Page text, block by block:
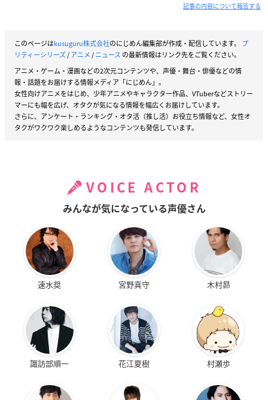
記事の内容について報告する
このページはkusuguru株式会社のにじめん編集部が作成・配信しています。 プ
リティーシリーズ/アニメ/ニュース の最新情報はリンク先をご覧ください。
アニメ・ゲーム・漫画などの2次元コンテンツや、声優・舞台・俳優などの情
報・話題をお届けする情報メディア「にじめん」。
女性向けアニメをはじめ、少年アニメやキャラクター作品、VTuberなどストリー
マーにも幅を広げ、オタクが気になる情報を幅広くお届けしています。
さらに、アンケート・ランキング・オタ活（推し活）お役立ち情報など、女性オ
タクがワクワク楽しめるようなコンテンツも発信しています。
VOICE ACTOR
みんなが気になっている声優さん
速水奨 宮野真守 木村昴
諏訪部順一 花江夏樹 村瀬歩